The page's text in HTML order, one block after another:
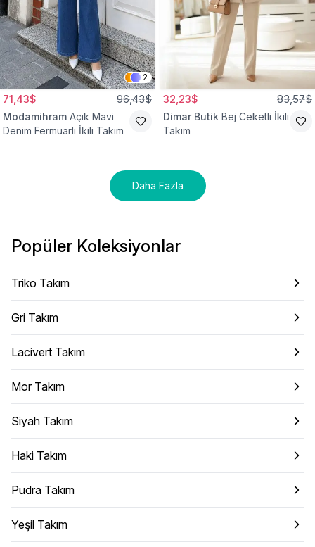
2
71,43$ 96,43$
Modamihram Açık Mavi
Denim Fermuarlı İkili Takım
32,23$ 83,57$
Dimar Butik Bej Ceketli İkili
Takım
Daha Fazla
Popüler Koleksiyonlar
Triko Takım
Gri Takım
Lacivert Takım
Mor Takım
Siyah Takım
Haki Takım
Pudra Takım
Yeşil Takım